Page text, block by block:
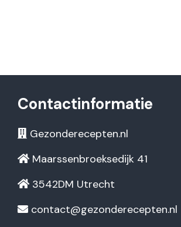
Contactinformatie
Gezonderecepten.nl
Maarssenbroeksedijk 41
3542DM Utrecht
contact@gezonderecepten.nl